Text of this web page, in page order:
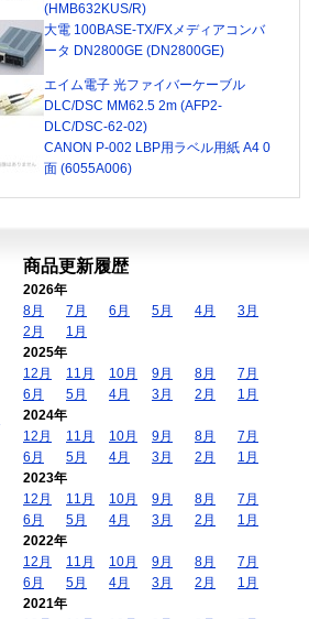
(HMB632KUS/R)
大電 100BASE-TX/FXメディアコンバ
ータ DN2800GE (DN2800GE)
エイム電子 光ファイバーケーブル
DLC/DSC MM62.5 2m (AFP2-
DLC/DSC-62-02)
CANON P-002 LBP用ラベル用紙 A4 0
面 (6055A006)
商品更新履歴
2026年
8月
7月 6月 5月 4月
3月
2月
1月
2025年
12月
11月 10月 9月 8月
7月
6月
5月 4月 3月 2月
1月
2024年
12月
11月 10月 9月 8月
7月
6月
5月 4月 3月 2月
1月
2023年
12月
11月 10月 9月 8月
7月
6月
5月 4月 3月 2月
1月
2022年
12月
11月 10月 9月 8月
7月
6月
5月 4月 3月 2月
1月
2021年